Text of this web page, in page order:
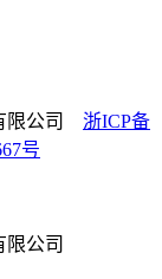
限公司 浙ICP备
号
限公司